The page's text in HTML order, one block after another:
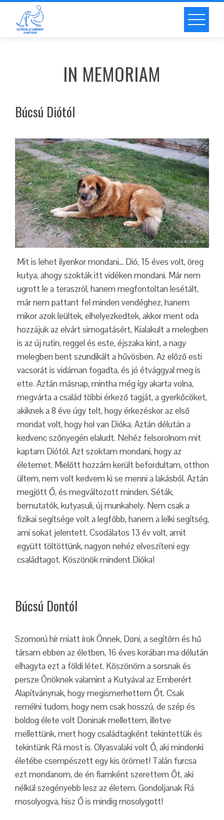
IN MEMORIAM
Búcsú Diótól
Mit is lehet ilyenkor mondani… Dió, 15 éves volt, öreg
kutya, ahogy szokták itt vidéken mondani. Már nem
ugrott le a teraszról, hanem megfontoltan lesétált,
már nem pattant fel minden vendéghez, hanem
mikor azok leültek, elhelyezkedtek, akkor ment oda
hozzájuk az elvárt simogatásért, Kialakult a melegben
is az új rutin, reggel és este, éjszaka kint, a nagy
melegben bent szundikált a hűvösben. Az előző esti
vacsorát is vidáman fogadta, és jó étvággyal meg is
ette. Aztán másnap, mintha még így akarta volna,
megvárta a család többi érkező tagját, a gyerkőcöket,
akiknek a 8 éve úgy telt, hogy érkezéskor az első
mondat volt, hogy hol van Dióka. Aztán délután a
kedvenc szőnyegén elaludt. Nehéz felsorolnom mit
kaptam Diótól. Azt szoktam mondani, hogy az
életemet. Mielőtt hozzám került befordultam, otthon
ültem, nem volt kedvem ki se menni a lakásból. Aztán
megjött Ő, és megváltozott minden. Séták,
bemutatók, kutyasuli, új munkahely. Nem csak a
fizikai segítsége volt a legfőbb, hanem a lelki segítség,
ami sokat jelentett. Csodálatos 13 év volt, amit
együtt töltöttünk, nagyon nehéz elveszíteni egy
családtagot. Köszönök mindent Dióka!
Búcsú Dontól
Szomorú hír miatt írok Önnek, Doni, a segítőm és hű
társam ebben az életben, 16 éves korában ma délután
elhagyta ezt a földi létet. Köszönöm a sorsnak és
persze Önöknek valamint a Kutyával az Emberért
Alapítványnak, hogy megismerhettem Őt. Csak
remélni tudom, hogy nem csak hosszú, de szép és
boldog élete volt Doninak mellettem, illetve
mellettünk, mert hogy családtagként tekintettük és
tekintünk Rá most is. Olyasvalaki volt Ő, aki mindenki
életébe csempészett egy kis örömet! Talán furcsa
ezt mondanom, de én fiamként szerettem Őt, aki
nélkül szegényebb lesz az életem. Gondoljanak Rá
mosolyogva, hisz Ő is mindig mosolygott!